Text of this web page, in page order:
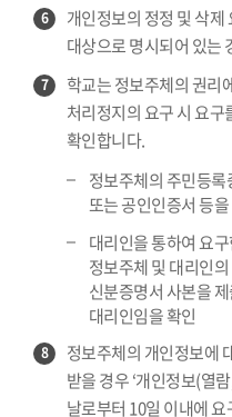
6
개인정보의 정정 및 삭제
대상으로 명시되어 있는
7
학교는 정보주체의 권리
처리정지의 요구 시 요
확인합니다.
정보주체의 주민등
또는 공인인증서 등
대리인을 통하여 요
정보주체 및 대리인
신분증명서 사본을
대리인임을 확인
8
정보주체의 개인정보에
받을 경우 ‘개인정보(열
날로부터 10일 이내에